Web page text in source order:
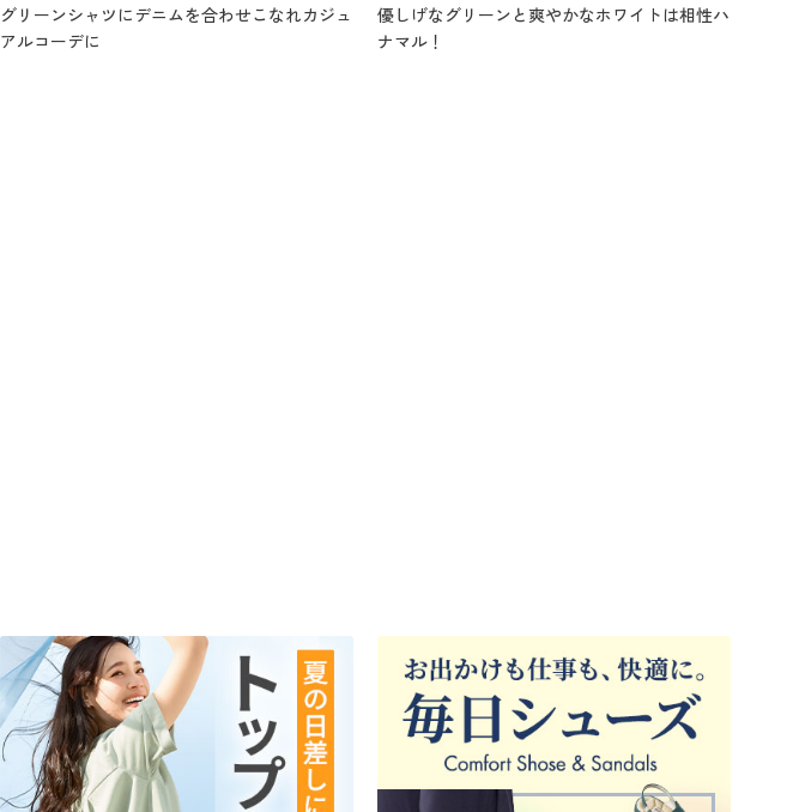
グリーンシャツにデニムを合わせこなれカジュ
アルコーデに
優しげなグリーンと爽やかなホワイトは相性ハ
ナマル！